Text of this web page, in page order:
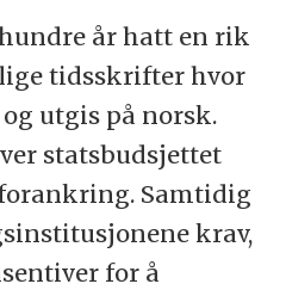
år hatt en rik
tidsskrifter hvor
utgis på norsk.
statsbudsjettet
Samtidig
krav,
for å